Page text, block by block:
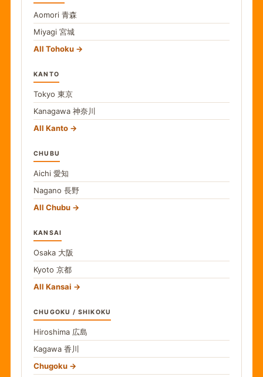
Aomori 青森
Miyagi 宮城
All Tohoku
KANTO
Tokyo 東京
Kanagawa 神奈川
All Kanto
CHUBU
Aichi 愛知
Nagano 長野
All Chubu
KANSAI
Osaka 大阪
Kyoto 京都
All Kansai
CHUGOKU / SHIKOKU
Hiroshima 広島
Kagawa 香川
Chugoku